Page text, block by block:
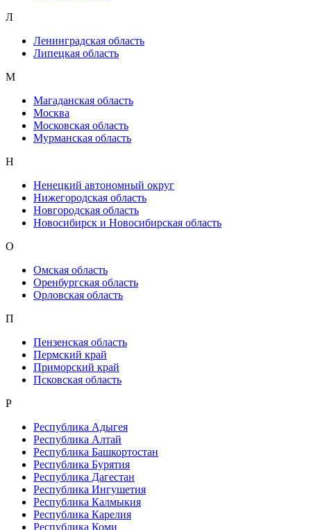
Л
Ленинградская область
Липецкая область
М
Магаданская область
Москва
Московская область
Мурманская область
Н
Ненецкий автономный округ
Нижегородская область
Новгородская область
Новосибирск и Новосибирская область
О
Омская область
Оренбургская область
Орловская область
П
Пензенская область
Пермский край
Приморский край
Псковская область
Р
Республика Адыгея
Республика Алтай
Республика Башкортостан
Республика Бурятия
Республика Дагестан
Республика Ингушетия
Республика Калмыкия
Республика Карелия
Республика Коми